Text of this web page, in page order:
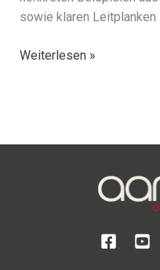
sowie klaren Leitplanken
KI
Automatisierung
Weiterlesen »